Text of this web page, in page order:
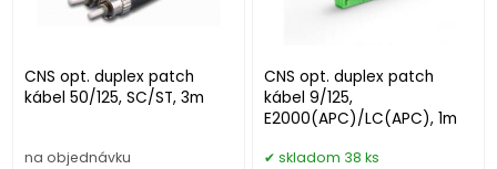
CNS opt. duplex patch
kábel 50/125, SC/ST, 3m
na objednávku
CNS opt. duplex patch
kábel 9/125,
E2000(APC)/LC(APC), 1m
skladom 38 ks